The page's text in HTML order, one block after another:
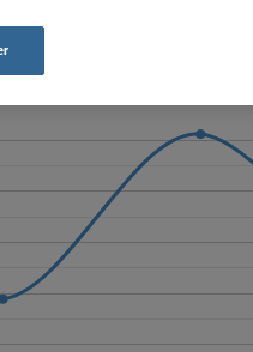
remontant à 4560 $ en
limité de véhicules
comparer les options